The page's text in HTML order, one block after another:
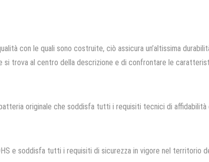
con le quali sono costruite, ciò assicura un’altissima
trova al centro della descrizione e di confrontare le
originale che soddisfa tutti i requisiti tecnici di affidabilità
e soddisfa tutti i requisiti di sicurezza in vigore nel territorio